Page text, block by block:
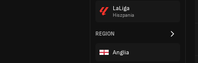
LaLiga
Hiszpania
REGION
Anglia